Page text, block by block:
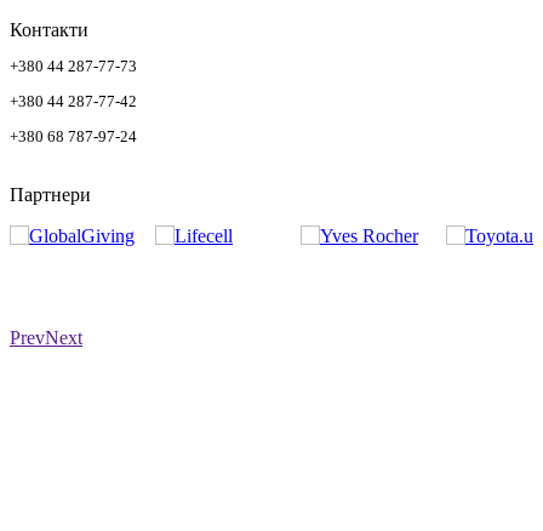
Контакти
+380 44 287-77-73
+380 44 287-77-42
+380 68 787-97-24
Партнери
PrevNext